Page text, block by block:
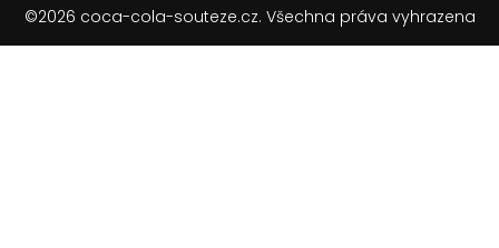
©2026 coca-cola-souteze.cz. Všechna práva vyhrazena